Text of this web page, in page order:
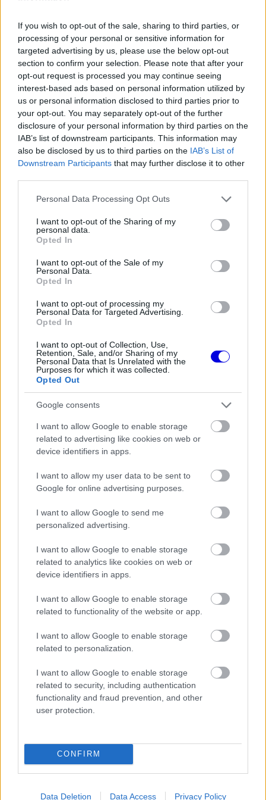
If you wish to opt-out of the sale, sharing to third parties, or
processing of your personal or sensitive information for
targeted advertising by us, please use the below opt-out
section to confirm your selection. Please note that after your
opt-out request is processed you may continue seeing
interest-based ads based on personal information utilized by
us or personal information disclosed to third parties prior to
your opt-out. You may separately opt-out of the further
disclosure of your personal information by third parties on the
IAB’s list of downstream participants. This information may
also be disclosed by us to third parties on the IAB’s List of
Downstream Participants that may further disclose it to other
Please note that this website/app uses one or more Google
not limited to your visit or usage behaviour. You may click to
grant or deny consent to Google and its third-party tags to
use your data for below specified purposes in below Google
consent section.
Personal Data Processing Opt Outs
I want to opt-out of the Sharing of my
personal data.
Opted In
I want to opt-out of the Sale of my
Personal Data.
Opted In
I want to opt-out of processing my
Personal Data for Targeted Advertising.
Opted In
I want to opt-out of Collection, Use,
Retention, Sale, and/or Sharing of my
Personal Data that Is Unrelated with the
Purposes for which it was collected.
Opted Out
Google consents
I want to allow Google to enable storage
related to advertising like cookies on web or
device identifiers in apps.
I want to allow my user data to be sent to
Google for online advertising purposes.
I want to allow Google to send me
personalized advertising.
I want to allow Google to enable storage
related to analytics like cookies on web or
device identifiers in apps.
I want to allow Google to enable storage
related to functionality of the website or app.
I want to allow Google to enable storage
related to personalization.
I want to allow Google to enable storage
related to security, including authentication
functionality and fraud prevention, and other
user protection.
CONFIRM
Data Deletion Data Access Privacy Policy
Player
loading.
This
is
a
modal
window.
The media could not be loaded, either because
the server or network failed or because the format
is not supported.
Az ausztrál versenyző végül pont nélkül zárt,
amihez egy Alex Albonnal történt ütközés miatt
kapott tízmásodperces büntetés is hozzájárult.
Lando Norris eközben célba sem ért, miután a
harmincnyolcadik körben megadta magát a
FORMA-1
Kockázatos ötlettel villant a
FORMA-1
Ijesztő jelzés Spából, tényleg túl
lassúak lettek az új F1-es autók?
FORMA-1
Sainz visszatérne a Red Bullhoz,
ahol a győzelemért harcolhatna
„Kétségtelenül nehezen alakul a szezonkezdet,
folyamatosan különböző jellegű problémákkal
küzdünk. Az első versenyen Oscarnak már a
rajtrácsra vezető úton is gondjai voltak, a kínai
hétvége pedig különösen fájdalmasan érintett
minket, miután mindkét autóban elektronikai hiba
lépett fel az erőforrásnál” – idézte a
„Kanadában a tisztán sportolói szempontoktól